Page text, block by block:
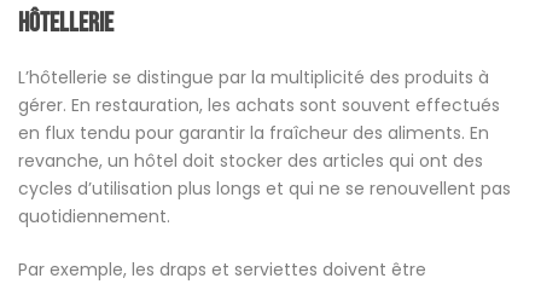
hôtellerie
L’hôtellerie se distingue par la multiplicité des produits à
gérer. En restauration, les achats sont souvent effectués
en flux tendu pour garantir la fraîcheur des aliments. En
revanche, un hôtel doit stocker des articles qui ont des
cycles d’utilisation plus longs et qui ne se renouvellent pas
quotidiennement.
Par exemple, les draps et serviettes doivent être